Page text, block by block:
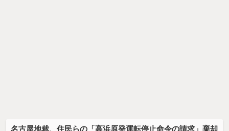
名古屋地裁、住民らの「高浜原発運転停止命令の請求」棄却